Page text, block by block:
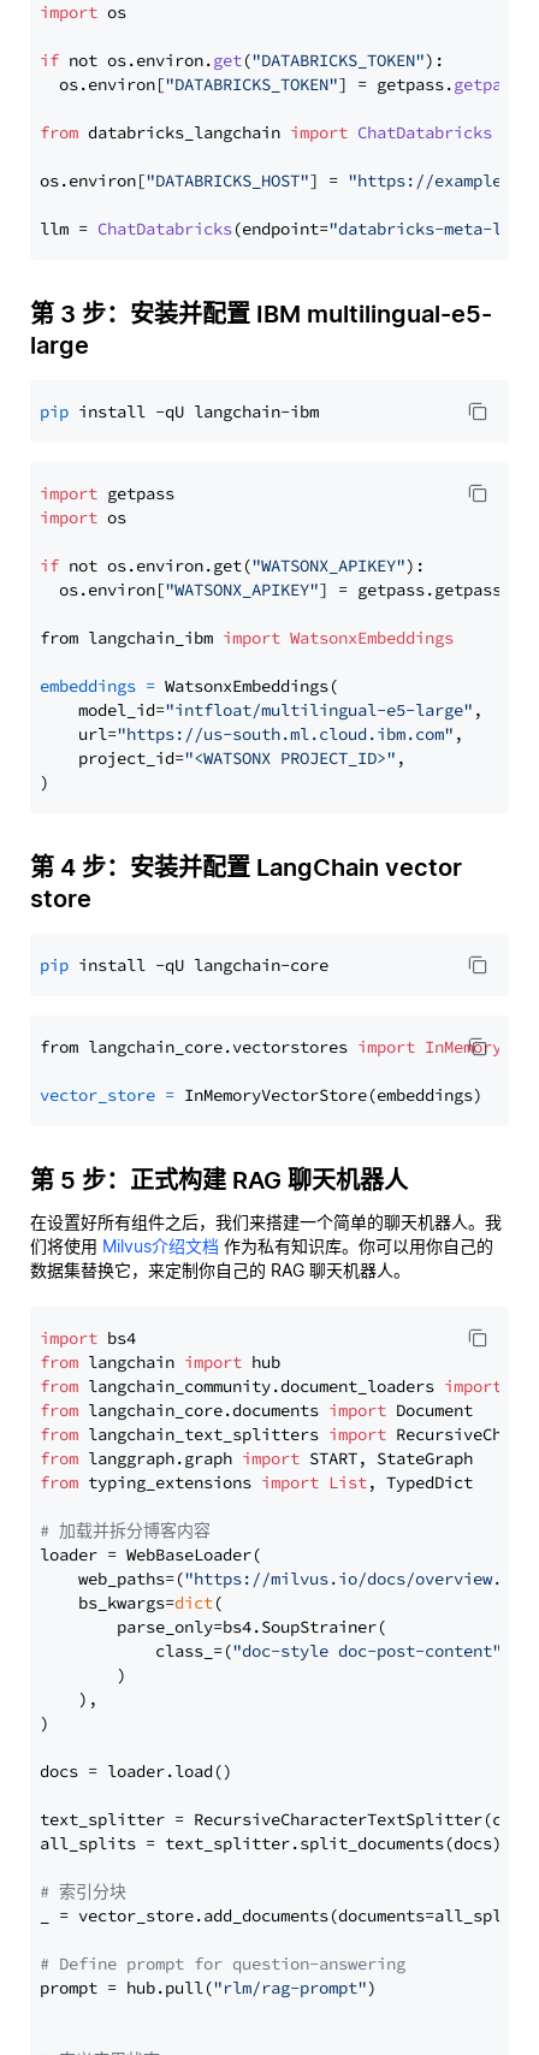
import os
if not os.environ.get("DATABRICKS_TOKEN"):
  os.
environ["DATABRICKS_TOKEN"] = getpass.getpass
from databricks_langchain import ChatDatabricks
os.environ["DATABRICKS_HOST"] = "https://
llm = ChatDatabricks(endpoint="databricks-meta-
第 3 步：安装并配置 IBM multilingual-e5-
large
pip
import
import os
if not os.environ.get("WATSONX_APIKEY"):
  os.environ[
"WATSONX_APIKEY"] = getpass.getpass(
from langchain_ibm import WatsonxEmbeddings
embeddings = WatsonxEmbeddings(
    model_id=
"intfloat/multilingual-e5-large" ,
    url=
"https://us-south.ml.cloud.ibm.com" ,
    project_id=
"<WATSONX PROJECT_ID>" ,
第 4 步：安装并配置 LangChain vector
store
pip
from langchain_core.vectorstores import
vector_store =
第 5 步：正式构建 RAG 聊天机器人
在设置好所有组件之后，我们来搭建一个简单的聊天机器人。我
们将使用 Milvus介绍文档 作为私有知识库。你可以用你自己的
数据集替换它，来定制你自己的 RAG 聊天机器人。
import
from langchain import
from langchain_community.document_loaders import
from langchain_core.documents import
from langchain_text_splitters import
from langgraph.graph import
from typing_extensions import List, TypedDict
# 加载并拆分博客内容
loader = WebBaseLoader(
    web_paths=(
"https://milvus.io/docs/overview.md"
    bs_kwargs=
dict(
        parse_only=bs4.SoupStrainer(
            class_=(
"doc-style doc-post-content"
        )
    ),
)
docs = loader.load()
text_splitter =
all_splits = text_splitter.split_documents(docs)
# 索引分块
_ = vector_store.add_documents(documents=all_splits)
# Define prompt for question-answering
prompt = hub.pull("rlm/rag-prompt")